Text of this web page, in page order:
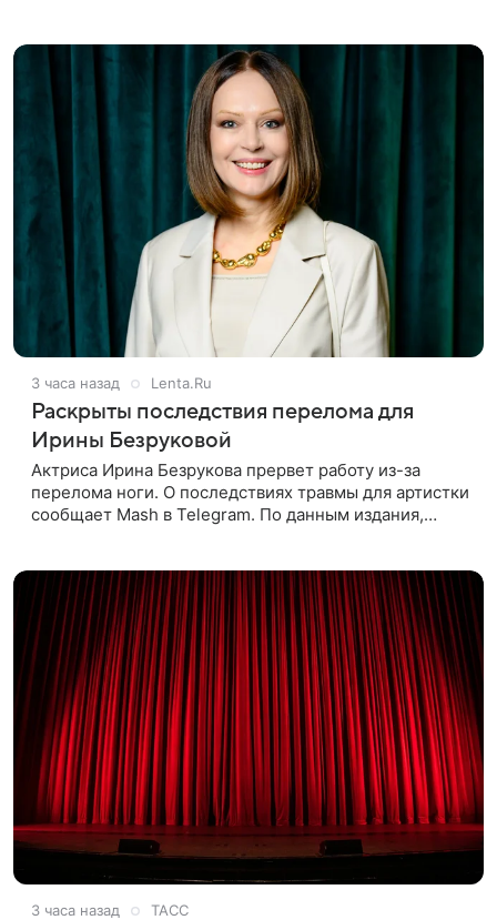
3 часа назад Lenta.Ru
Раскрыты последствия перелома для
Ирины Безруковой
Актриса Ирина Безрукова прервет работу из-за
перелома ноги. О последствиях травмы для артистки
сообщает Mash в Telegram. По данным издания,
3 часа назад ТАСС